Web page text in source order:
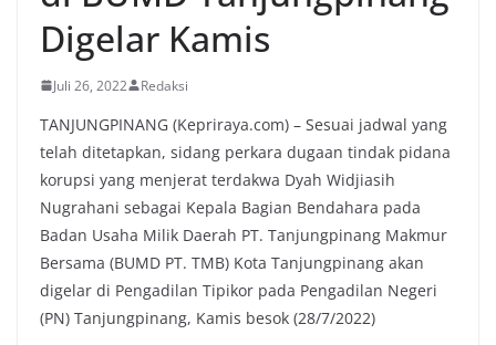
Digelar Kamis
Juli 26, 2022 Redaksi
TANJUNGPINANG (Kepriraya.com) – Sesuai jadwal yang
telah ditetapkan, sidang perkara dugaan tindak pidana
korupsi yang menjerat terdakwa Dyah Widjiasih
Nugrahani sebagai Kepala Bagian Bendahara pada
Badan Usaha Milik Daerah PT. Tanjungpinang Makmur
Bersama (BUMD PT. TMB) Kota Tanjungpinang akan
digelar di Pengadilan Tipikor pada Pengadilan Negeri
(PN) Tanjungpinang, Kamis besok (28/7/2022)